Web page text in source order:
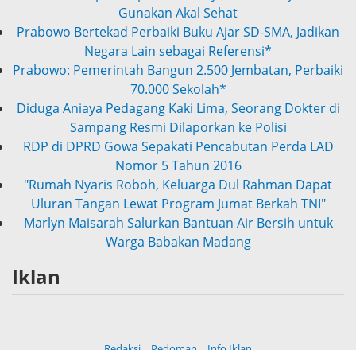
Negara Lain sebagai Referensi*
Prabowo: Pemerintah Bangun 2.500 Jembatan, Perbaiki
70.000 Sekolah*
Diduga Aniaya Pedagang Kaki Lima, Seorang Dokter di
Sampang Resmi Dilaporkan ke Polisi
RDP di DPRD Gowa Sepakati Pencabutan Perda LAD
Nomor 5 Tahun 2016
"Rumah Nyaris Roboh, Keluarga Dul Rahman Dapat
Uluran Tangan Lewat Program Jumat Berkah TNI"
Marlyn Maisarah Salurkan Bantuan Air Bersih untuk
Warga Babakan Madang
Iklan